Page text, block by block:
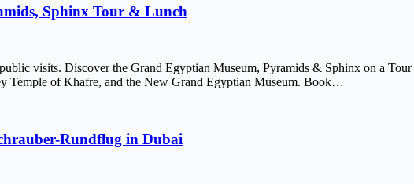
Sphinx Tour & Lunch
visits. Discover the Grand Egyptian Museum, Pyramids & Sphinx on a
Temple of Khafre, and the New Grand Egyptian Museum. Book…
Rundflug in Dubai